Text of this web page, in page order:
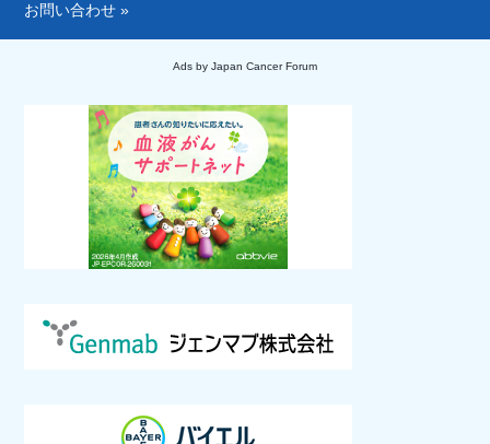
お問い合わせ »
Ads by Japan Cancer Forum